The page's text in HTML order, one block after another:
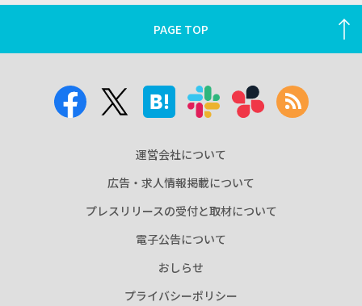
PAGE TOP
運営会社について
広告・求人情報掲載について
プレスリリースの受付と取材について
電子公告について
おしらせ
プライバシーポリシー